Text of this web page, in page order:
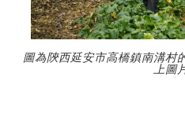
圖為陝西延安市高橋鎮南溝村
上圖